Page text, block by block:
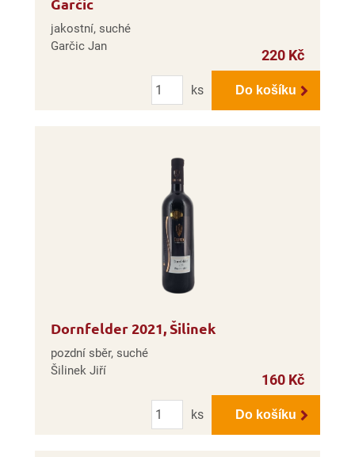
jakostní, suché
Garčic Jan
220 Kč
Počet
ks
Do košíku
Dornfelder 2021, Šilinek
pozdní sběr, suché
Šilinek Jiří
160 Kč
Počet
ks
Do košíku